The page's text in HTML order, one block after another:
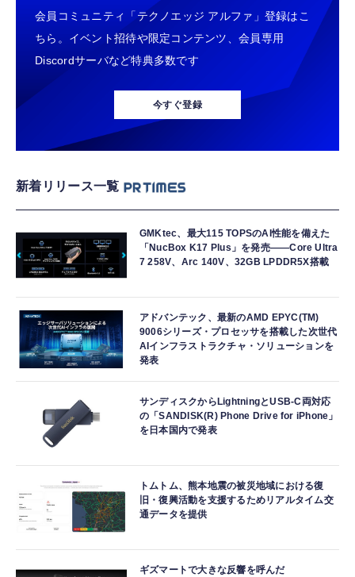
会員コミュニティ「テクノエッジ アルファ」登録はこ
ちら。イベント招待や限定コンテンツ、会員専用
Discordサーバなど特典多数です
今すぐ登録
新着リリース一覧
GMKtec、最大115 TOPSのAI性能を備えた
「NucBox K17 Plus」を発売――Core Ultra
7 258V、Arc 140V、32GB LPDDR5X搭載
アドバンテック、最新のAMD EPYC(TM)
9006シリーズ・プロセッサを搭載した次世代
AIインフラストラクチャ・ソリューションを
発表
サンディスクからLightningとUSB-C両対応
の「SANDISK(R) Phone Drive for iPhone」
を日本国内で発表
トムトム、熊本地震の被災地域における復
旧・復興活動を支援するためリアルタイム交
通データを提供
ギズマートで大きな反響を呼んだ